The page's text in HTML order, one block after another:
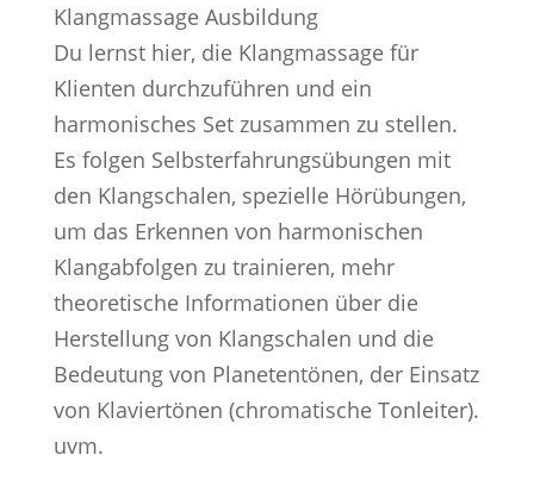
Klangmassage Ausbildung
Du lernst hier, die Klangmassage für
Klienten durchzuführen und ein
harmonisches Set zusammen zu stellen.
Es folgen Selbsterfahrungsübungen mit
den Klangschalen, spezielle Hörübungen,
um das Erkennen von harmonischen
Klangabfolgen zu trainieren, mehr
theoretische Informationen über die
Herstellung von Klangschalen und die
Bedeutung von Planetentönen, der Einsatz
von Klaviertönen (chromatische Tonleiter).
uvm.